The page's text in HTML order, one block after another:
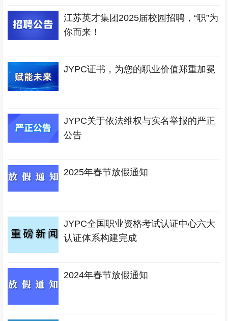
江苏英才集团2025届校园招聘，“职”为
你而来！
JYPC证书，为您的职业价值郑重加冕
JYPC关于依法维权与实名举报的严正
公告
2025年春节放假通知
JYPC全国职业资格考试认证中心六大
认证体系构建完成
2024年春节放假通知